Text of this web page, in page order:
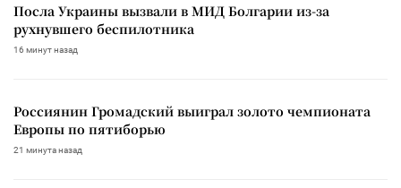
Посла Украины вызвали в МИД Болгарии из-за
рухнувшего беспилотника
16 минут назад
Россиянин Громадский выиграл золото чемпионата
Европы по пятиборью
21 минута назад